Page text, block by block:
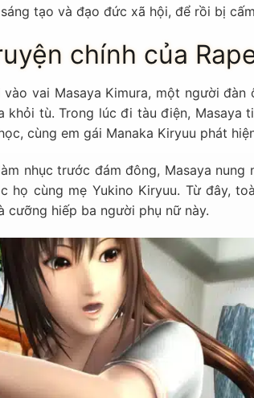
tạo và đạo đức xã hội, để rồi bị
chính của
vào vai Masaya Kimura, một người
khỏi tù. Trong lúc đi tàu điện, Masaya
cùng em gái Manaka Kiryuu phát
nhục trước đám đông, Masaya
họ cùng mẹ Yukino Kiryuu. Từ đây,
cưỡng hiếp ba người phụ nữ này.